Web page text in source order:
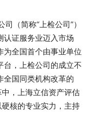
（简称“上检公司”）
认证服务业迈入市场
为全国首个由事业单位
台，上检公司的成立不
全国同类机构改革的
，上海立信资产评估
核的专业实力，主持